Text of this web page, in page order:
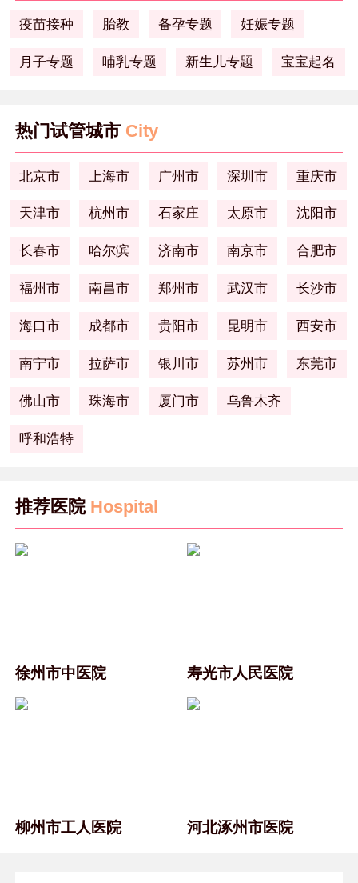
疫苗接种 胎教 备孕专题 妊娠专题
月子专题 哺乳专题 新生儿专题 宝宝起名
热门试管城市 City
北京市 上海市 广州市 深圳市 重庆市
天津市 杭州市 石家庄 太原市 沈阳市
长春市 哈尔滨 济南市 南京市 合肥市
福州市 南昌市 郑州市 武汉市 长沙市
海口市 成都市 贵阳市 昆明市 西安市
南宁市 拉萨市 银川市 苏州市 东莞市
佛山市 珠海市 厦门市 乌鲁木齐
呼和浩特
推荐医院 Hospital
徐州市中医院 寿光市人民医院
柳州市工人医院 河北涿州市医院